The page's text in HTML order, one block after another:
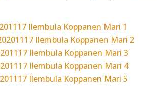
Ilembula Koppanen Mari 1
Ilembula Koppanen Mari 2
Ilembula Koppanen Mari 3
Ilembula Koppanen Mari 4
Ilembula Koppanen Mari 5